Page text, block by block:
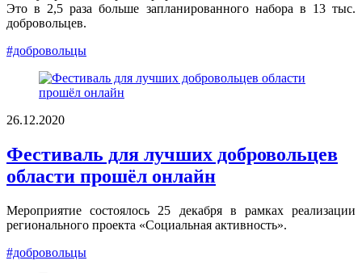
Это в 2,5 раза больше запланированного набора в 13 тыс.
добровольцев.
#добровольцы
26.12.2020
Фестиваль для лучших добровольцев
области прошёл онлайн
Мероприятие состоялось 25 декабря в рамках реализации
регионального проекта «Социальная активность».
#добровольцы